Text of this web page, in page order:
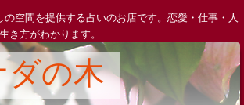
空間を提供する占いのお店です。恋愛・仕事・人
き方がわかります。
ダの木